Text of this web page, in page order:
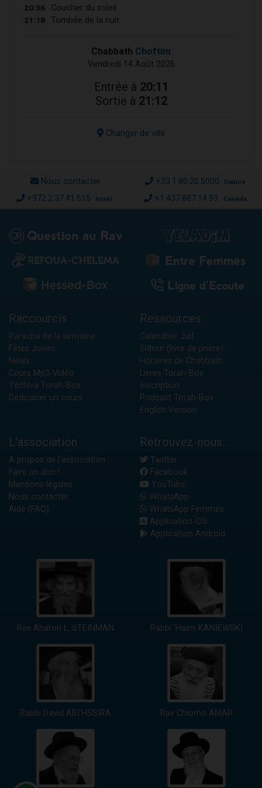
20:36 Coucher du soleil
21:18 Tombée de la nuit
Chabbath Choftim
Vendredi 14 Août 2026
Entrée à 20:11
Sortie à 21:12
Changer de ville
Nous contacter +33.1.80.20.5000 France
+972.2.37.41.515 Israël +1.437.887.14.93 Canada
Raccourcis
Paracha de la semaine
Fêtes Juives
News
Cours Mp3-Vidéo
Yéchiva Torah-Box
Dédicacer un cours
Ressources
Calendrier Juif
Sidour (livre de prière)
Horaires de Chabbath
Livres Torah-Box
Inscription
Podcast Torah-Box
English Version
L'association
A propos de l'association
Faire un don !
Mentions légales
Nous contacter
Aide (FAQ)
Retrouvez-nous...
Twitter
Facebook
YouTube
WhatsApp
WhatsApp Femmes
Application iOS
Application Android
Rav Aharon L. STEINMAN Rabbi 'Haïm KANIEWSKI
Rabbi David ABI'HSSIRA Rav Chlomo AMAR